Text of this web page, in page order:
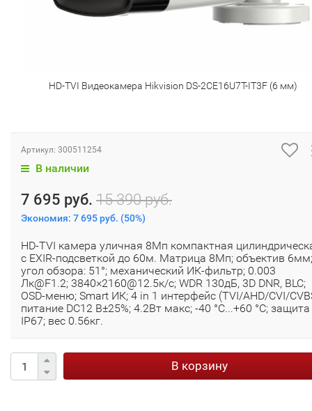
HD-TVI Видеокамера Hikvision DS-2CE16U7T-IT3F (6 мм)
Артикул: 300511254
В наличии
7 695 руб. 15 390 руб.
Экономия: 7 695 руб. (50%)
HD-TVI камера уличная 8Мп компактная
с EXIR-подсветкой до 60м. Матрица 8Мп; объектив 6мм;
угол обзора: 51°; механический ИК-фильтр; 0.003
Лк@F1.2; 3840×2160@12.5к/с; WDR 130дБ, 3D DNR, BLC;
OSD-меню; Smart ИК; 4 in 1 интерфейс (TVI/AHD/CVI/
питание DC12 В±25%; 4.2Вт макс; -40 °C...+60 °C; защита
IP67; вес 0.56кг.
В корзину